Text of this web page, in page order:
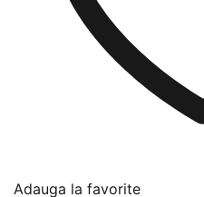
Adauga la favorite